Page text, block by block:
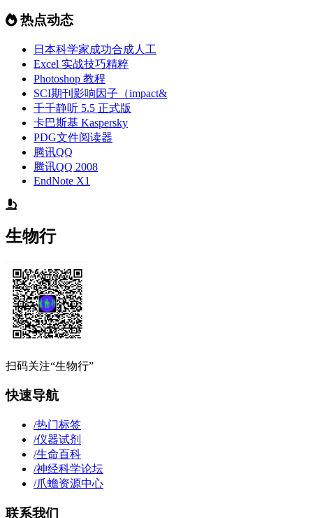
热点动态
日本科学家成功合成人工
Excel 实战技巧精粹
Photoshop 教程
SCI期刊影响因子（impact&
千千静听 5.5 正式版
卡巴斯基 Kaspersky
PDG文件阅读器
腾讯QQ
腾讯QQ 2008
EndNote X1
生物行
扫码关注“生物行”
快速导航
/热门标签
/仪器试剂
/生命百科
/神经科学论坛
/爪蟾资源中心
联系我们